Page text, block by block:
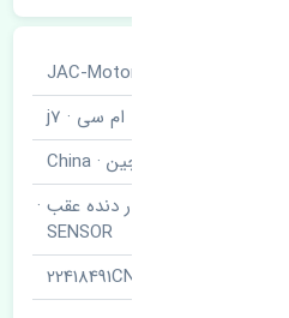
کی ام سی · j7
چین · China
سنسور هشدار دنده عقب ·
SENSOR
22418491CN